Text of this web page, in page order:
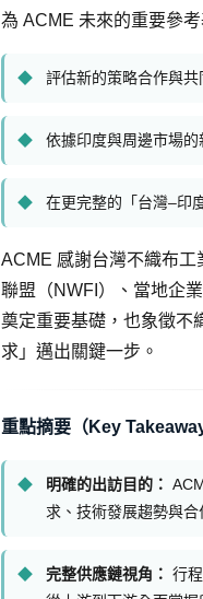
為 ACME 未來的重要參考
評估新的策略合作與
依據印度與周邊市場
在更完整的「台灣–印
ACME 感謝台灣不織布
聯盟（NWFI）、當地企
奠定重要基礎，也象徵不
求」邁出關鍵一步。
重點摘要（Key
明確的出訪目的：
求、技術發展趨勢與合
完整供應鏈視角： 行